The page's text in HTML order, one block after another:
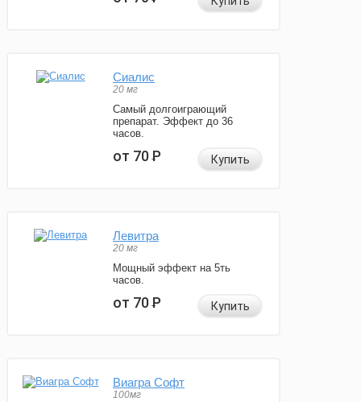
Сиалис
20 мг
Самый долгоиграющий
препарат. Эффект до 36
часов.
от 70Р Купить
Левитра
20 мг
Мощный эффект на 5ть
часов.
от 70Р Купить
Виагра Софт
100мг